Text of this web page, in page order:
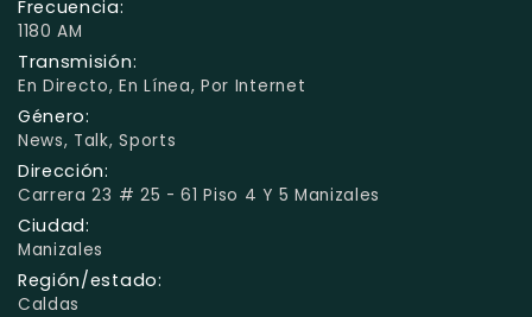
Frecuencia:
1180 AM
Transmisión:
En Directo, En Línea, Por Internet
Género:
News, Talk, Sports
Dirección:
Carrera 23 # 25 - 61 Piso 4 Y 5 Manizales
Ciudad:
Manizales
Región/estado:
Caldas